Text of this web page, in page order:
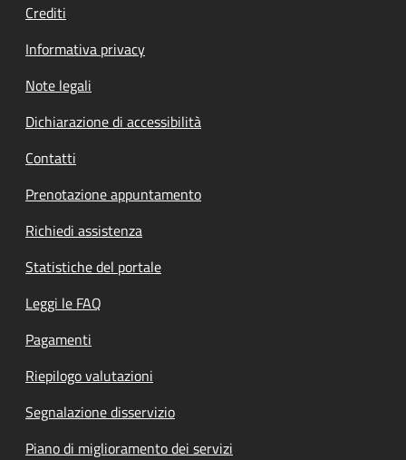
Crediti
Informativa privacy
Note legali
Dichiarazione di accessibilità
Contatti
Prenotazione appuntamento
Richiedi assistenza
Statistiche del portale
Leggi le FAQ
Pagamenti
Riepilogo valutazioni
Segnalazione disservizio
Piano di miglioramento dei servizi